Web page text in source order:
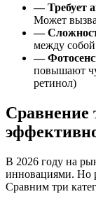
— Требует
Может
—
между
—
повышают
ретинол)
Сравнение
В 2026 году на
инновациями. Но
Сравним три